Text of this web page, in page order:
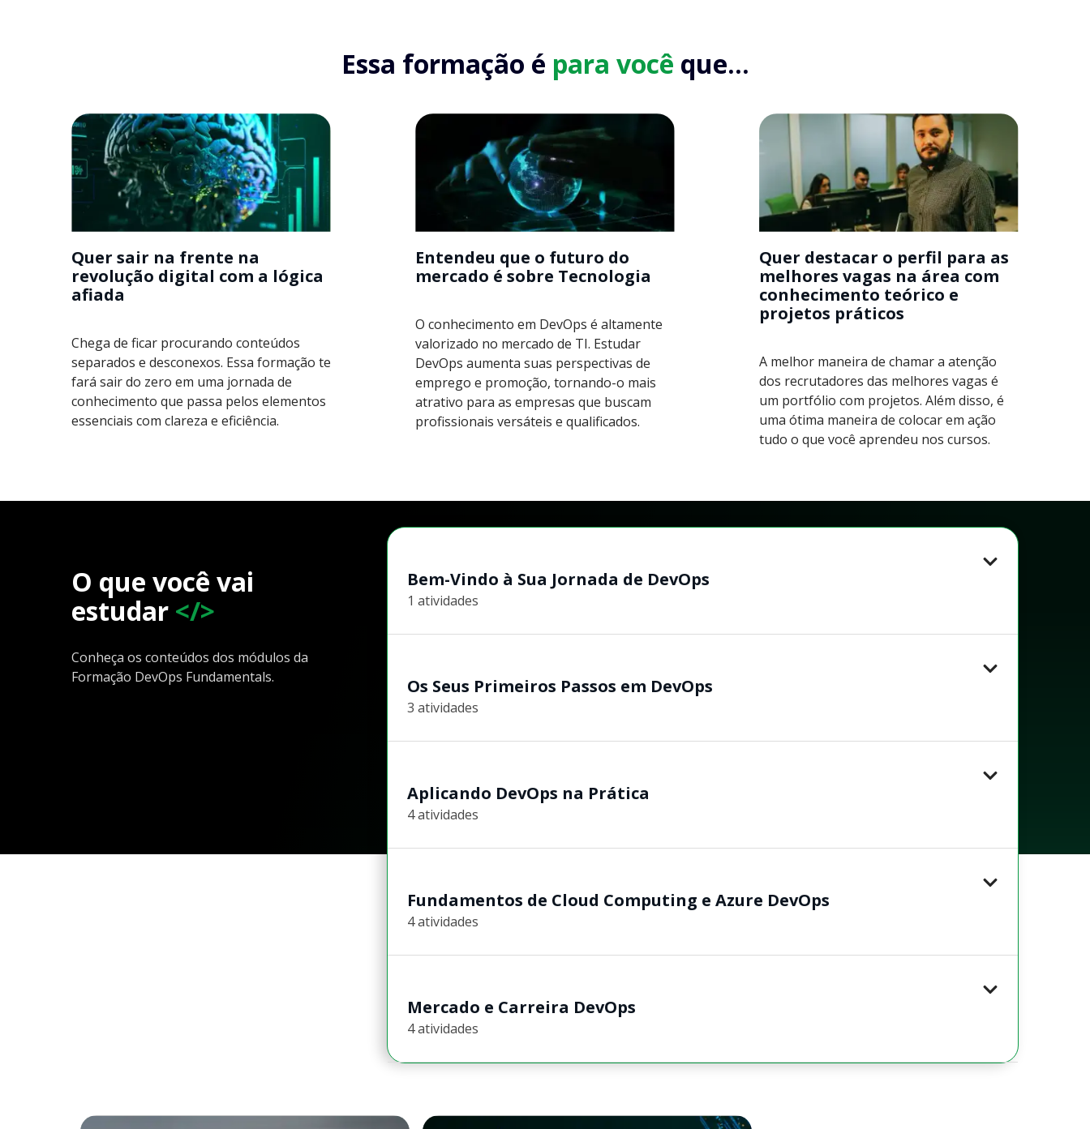
Essa formação é para você que...
Quer sair na frente na
revolução digital com a lógica
afiada
Chega de ficar procurando conteúdos
separados e desconexos. Essa formação te
fará sair do zero em uma jornada de
conhecimento que passa pelos elementos
essenciais com clareza e eficiência.
Entendeu que o futuro do
mercado é sobre Tecnologia
O conhecimento em DevOps é altamente
valorizado no mercado de TI. Estudar
DevOps aumenta suas perspectivas de
emprego e promoção, tornando-o mais
atrativo para as empresas que buscam
profissionais versáteis e qualificados.
Quer destacar o perfil para as
melhores vagas na área com
conhecimento teórico e
projetos práticos
A melhor maneira de chamar a atenção
dos recrutadores das melhores vagas é
um portfólio com projetos. Além disso, é
uma ótima maneira de colocar em ação
tudo o que você aprendeu nos cursos.
O que você vai
estudar </>
Conheça os conteúdos dos módulos da
Formação DevOps Fundamentals.
Bem-Vindo à Sua Jornada de DevOps
1 atividades
Os Seus Primeiros Passos em DevOps
3 atividades
Aplicando DevOps na Prática
4 atividades
Fundamentos de Cloud Computing e Azure DevOps
4 atividades
Mercado e Carreira DevOps
4 atividades